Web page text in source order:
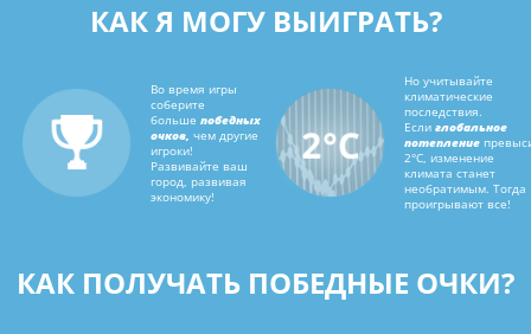
КАК Я МОГУ ВЫИГРАТЬ?
Во время игры
соберите
больше победных
очков, чем другие
игроки!
Развивайте ваш
город, развивая
экономику!
Но учитывайте
климатические
последствия.
Если глобальное
потепление
2°C, изменение
климата станет
необратимым. Тогда
проигрывают все!
КАК ПОЛУЧАТЬ ПОБЕДНЫЕ ОЧКИ?